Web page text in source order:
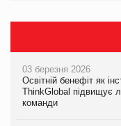
03 березня 2026
Освітній бенефіт як
ThinkGlobal підвищує
команди